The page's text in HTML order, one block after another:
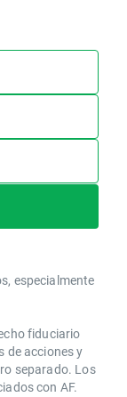
especialmente
fiduciario
de acciones y
separado. Los
con AF.